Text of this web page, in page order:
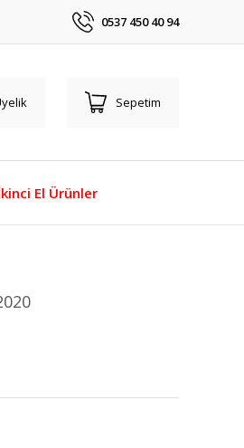
0537 450 40 94
Sepetim
El Ürünler